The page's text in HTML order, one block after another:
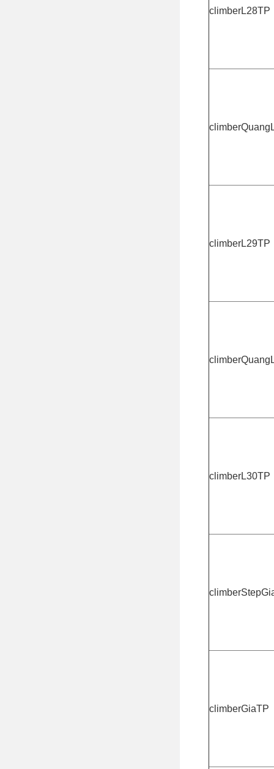
climberL28TP
climberL29TP
climberL30TP
climberGiaTP